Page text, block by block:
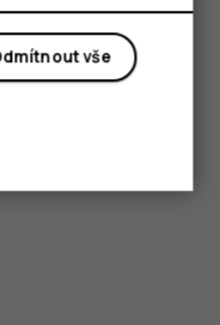
na tlačítko
na požadované
vše